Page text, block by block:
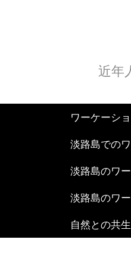
近年
ワーケーシ
淡路島での
淡路島のワ
淡路島のワ
自然との共